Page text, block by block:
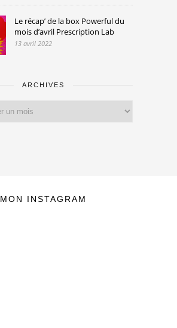
Le récap’ de la box Powerful du
mois d’avril Prescription Lab
13 avril 2022
ARCHIVES
MON INSTAGRAM